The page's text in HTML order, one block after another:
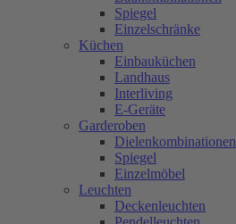
Spiegel
Einzelschränke
Küchen
Einbauküchen
Landhaus
Interliving
E-Geräte
Garderoben
Dielenkombinationen
Spiegel
Einzelmöbel
Leuchten
Deckenleuchten